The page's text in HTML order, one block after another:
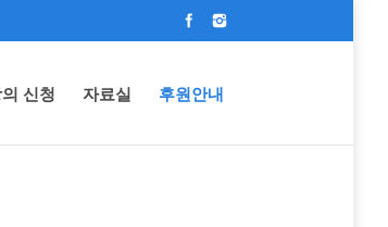
신청 자료실 후원안내